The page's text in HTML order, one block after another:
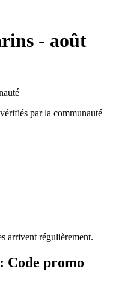
- août
par la communauté
arrivent régulièrement.
Code promo